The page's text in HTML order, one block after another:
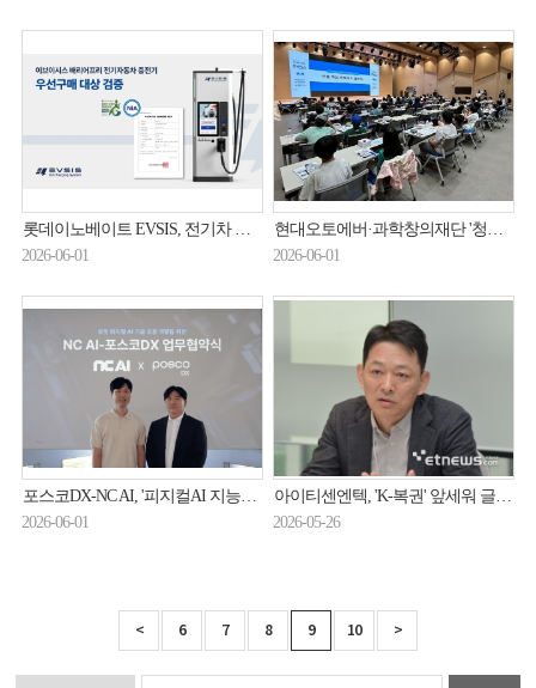
롯데이노베이트 EVSIS, 전기차 충전기 ‘지능정보 제품 검증’ 취득…공공사업 추진 속도
2026-06-01
현대오토에버·과학창의재단 '청소년 로보틱스 챌린지' 개시
2026-06-01
포스코DX-NC AI, '피지컬AI 지능화' 기술 공동 개발
2026-06-01
아이티센엔텍, 'K-복권' 앞세워 글로벌 영토 확장
2026-05-26
< 6 7 8 9 10 >